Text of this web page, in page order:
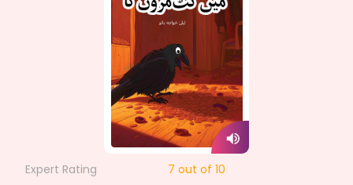
Expert Rating 7 out of 10